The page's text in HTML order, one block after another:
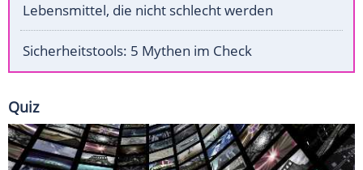
Lebensmittel, die nicht schlecht werden
Sicherheitstools: 5 Mythen im Check
Quiz